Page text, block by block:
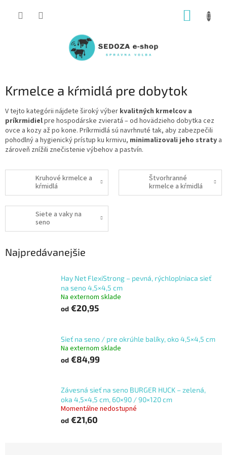
Krmelce a kŕmidlá pre dobytok
V tejto kategórii nájdete široký výber kvalitných krmelcov a
príkrmidielpre hospodárske zvieratá – od hovädzieho dobytka cez
ovce a kozy až po kone. Príkrmidlá sú navrhnuté tak, aby zabezpečili
pohodlný a hygienický prístup ku krmivu, minimalizovali jeho straty a
zároveň znížili znečistenie výbehov a pastvín.
Kruhové krmelce a
kŕmidlá
Štvorhranné
krmelce a kŕmidlá
Siete a vaky na
seno
Najpredávanejšie
Hay Net FlexiStrong – pevná, rýchloplniaca sieť
na seno 4,5×4,5 cm
Na externom sklade
od €20,95
Sieť na seno / pre okrúhle balíky, oko 4,5×4,5 cm
Na externom sklade
od €84,99
Závesná sieť na seno BURGER HUCK – zelená,
oka 4,5×4,5 cm, 60×90 / 90×120 cm
Momentálne nedostupné
od €21,60